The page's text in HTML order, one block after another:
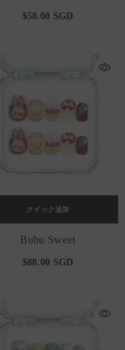
$58.00 SGD
クイック追加
Bubu Sweet
$88.00 SGD